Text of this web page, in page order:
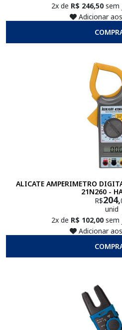
2x de R$ 246,50 sem
Adicionar
ALICATE AMPERIMETRO
21N260 -
R$204,
unid
2x de R$ 102,00 sem
Adicionar